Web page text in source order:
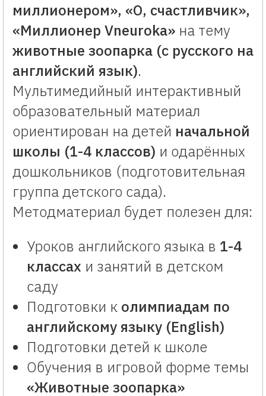
миллионером», «О, счастливчик»,
«Миллионер Vneuroka» на тему
животные зоопарка (с русского на
английский язык).
Мультимедийный интерактивный
образовательный материал
ориентирован на детей начальной
школы (1-4 классов) и одарённых
дошкольников (подготовительная
группа детского сада).
Методматериал будет полезен для:
Уроков английского языка в 1-4
классах и занятий в детском
саду
Подготовки к олимпиадам по
английскому языку (English)
Подготовки детей к школе
Обучения в игровой форме темы
«Животные зоопарка»